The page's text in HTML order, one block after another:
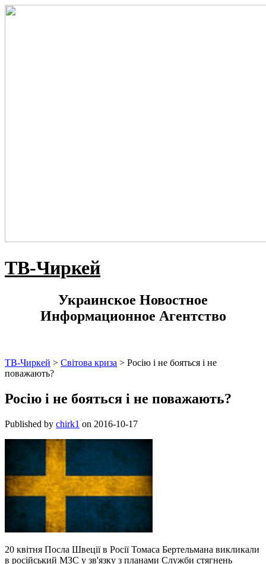
ТВ-Чиркей
Украинское Новостное
Информационное Агентство
ТВ-Чиркей > Світова криза > Росію і не бояться і не
поважають?
Росію і не бояться і не поважають?
Published by chirk1 on 2016-10-17
20 квітня Посла Швеції в Росії Томаса Бертельмана викликали
в російський МЗС у зв'язку з планами Служби стягнень